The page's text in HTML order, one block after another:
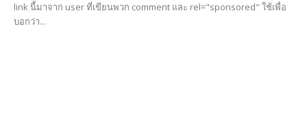
link นี้มาจาก user ที่เขียนพวก comment และ rel="sponsored" ใช้เพื่อ
บอกว่า...